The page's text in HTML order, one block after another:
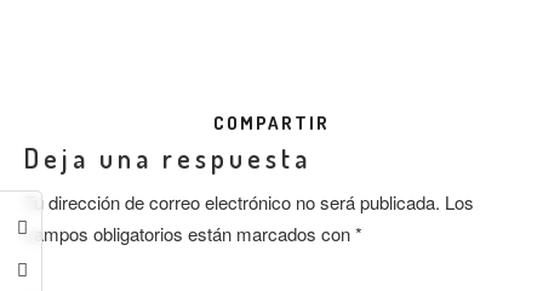
COMPARTIR
Deja una respuesta
Tu dirección de correo electrónico no será publicada. Los
campos obligatorios están marcados con*